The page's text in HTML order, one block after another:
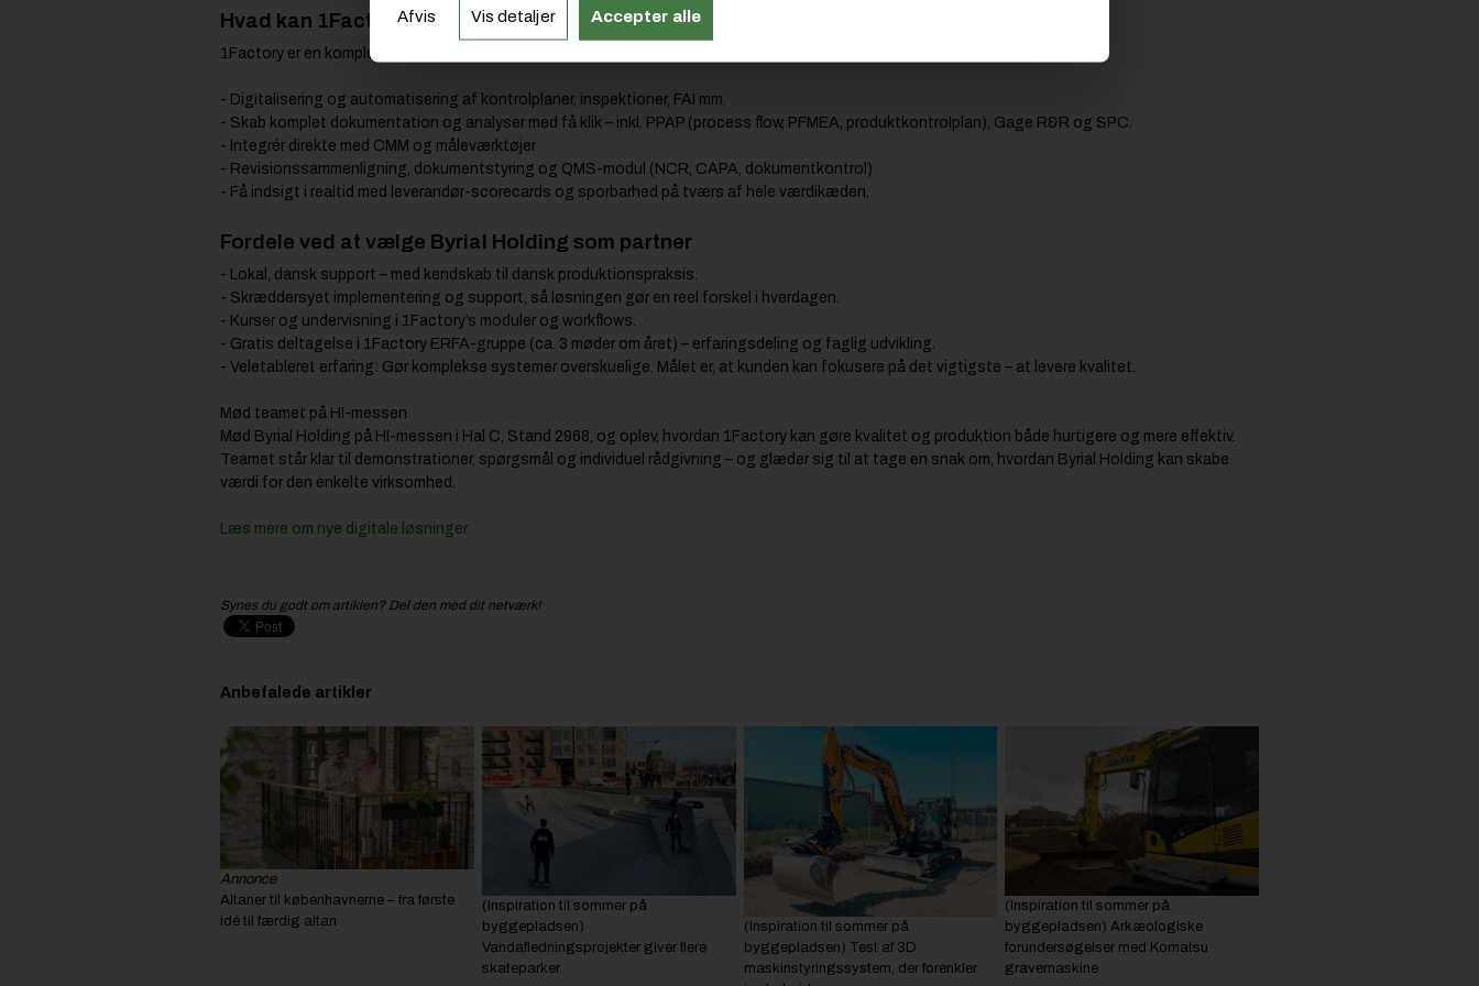
Hvad kan 1Factory ellers tilbyde?
1Factory er en komplet platform, der dækker hele QC-processen – fra tegning til produktion og rapportering:
- Digitalisering og automatisering af kontrolplaner, inspektioner, FAI mm.
- Skab komplet dokumentation og analyser med få klik – inkl. PPAP (process flow, PFMEA, produktkontrolplan), Gage R&R og SPC.
- Integrér direkte med CMM og måleværktøjer
- Revisionssammenligning, dokumentstyring og QMS-modul (NCR, CAPA, dokumentkontrol)
- Få indsigt i realtid med leverandør-scorecards og sporbarhed på tværs af hele værdikæden.
Fordele ved at vælge Byrial Holding som partner
- Lokal, dansk support – med kendskab til dansk produktionspraksis.
- Skræddersyet implementering og support, så løsningen gør en reel forskel i hverdagen.
- Kurser og undervisning i 1Factory’s moduler og workflows.
- Gratis deltagelse i 1Factory ERFA-gruppe (ca. 3 møder om året) – erfaringsdeling og faglig udvikling.
- Veletableret erfaring: Gør komplekse systemer overskuelige. Målet er, at kunden kan fokusere på det vigtigste – at levere kvalitet.
Mød teamet på HI-messen
Mød Byrial Holding på HI-messen i Hal C, Stand 2968, og oplev, hvordan 1Factory kan gøre kvalitet og produktion både hurtigere og mere effektiv.
Teamet står klar til demonstrationer, spørgsmål og individuel rådgivning – og glæder sig til at tage en snak om, hvordan Byrial Holding kan skabe
værdi for den enkelte virksomhed.
Læs mere om nye digitale løsninger
Synes du godt om artiklen? Del den med dit netværk!
Anbefalede artikler
Annonce
Altaner til københavnerne – fra første
idé til færdig altan
(Inspiration til sommer på
byggepladsen)
Vandafledningsprojekter giver flere
skateparker
(Inspiration til sommer på
byggepladsen) Test af 3D
maskinstyringssystem, der forenkler
(Inspiration til sommer på
byggepladsen) Arkæologiske
forundersøgelser med Komatsu
gravemaskine
Afvis Vis detaljer Accepter alle